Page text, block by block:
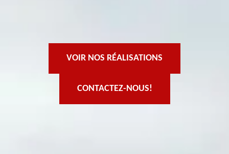
VOIR NOS RÉALISATIONS
CONTACTEZ-NOUS!